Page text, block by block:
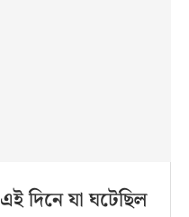
দিনে যা ঘটেছিল